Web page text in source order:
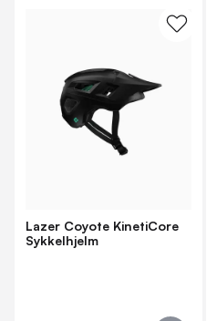
Lazer Coyote KinetiCore
Sykkelhjelm